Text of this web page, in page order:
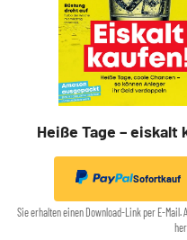
Heiße Tage –
Sofortkauf
Sie erhalten einen Download-Link per E-